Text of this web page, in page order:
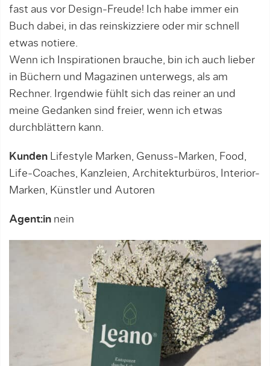
fast aus vor Design-Freude! Ich habe immer ein
Buch dabei, in das reinskizziere oder mir schnell
etwas notiere.
Wenn ich Inspirationen brauche, bin ich auch lieber
in Büchern und Magazinen unterwegs, als am
Rechner. Irgendwie fühlt sich das reiner an und
meine Gedanken sind freier, wenn ich etwas
durchblättern kann.
Kunden Lifestyle Marken, Genuss-Marken, Food,
Life-Coaches, Kanzleien, Architekturbüros, Interior-
Marken, Künstler und Autoren
Agent:in nein